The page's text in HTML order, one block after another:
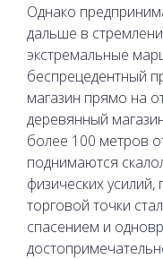
Однако
дальше в
экстремальные
беспрецедентный
магазин прямо на
деревянный
более 100 метров
поднимаются
физических
торговой точки
спасением и